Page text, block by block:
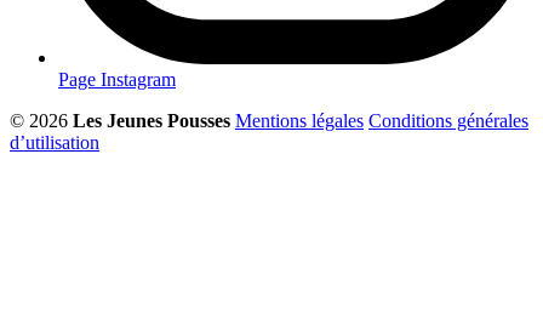
Page Instagram
© 2026 Les Jeunes Pousses Mentions légales Conditions générales
d’utilisation